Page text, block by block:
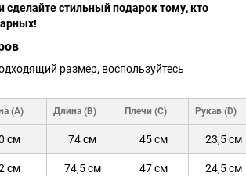
сделайте стильный подарок тому, кто
размер, воспользуйтесь
(A) Длина (B) Плечи (C) Рукав (D)
см 74 см 45 см 23,5 см
см 74,5 см 47 см 24,5 см